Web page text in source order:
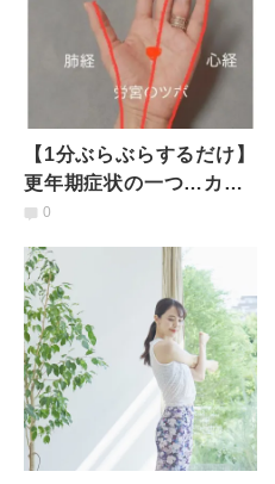
【1分ぶらぶらするだけ】
更年期症状の一つ…カチ
コチ関節をゆるめ潤す
0